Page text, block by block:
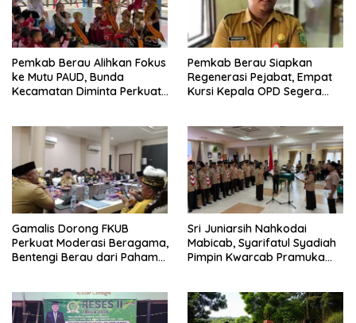
Pemkab Berau Alihkan Fokus
ke Mutu PAUD, Bunda
Kecamatan Diminta Perkuat
Pemkab Berau Siapkan
Regenerasi Pejabat, Empat
Kursi Kepala OPD Segera
Gamalis Dorong FKUB
Perkuat Moderasi Beragama,
Bentengi Berau dari Paham
Sri Juniarsih Nahkodai
Mabicab, Syarifatul Syadiah
Pimpin Kwarcab Pramuka